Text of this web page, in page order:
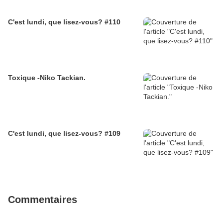
C'est lundi, que lisez-vous? #110
Toxique -Niko Tackian.
C'est lundi, que lisez-vous? #109
Commentaires